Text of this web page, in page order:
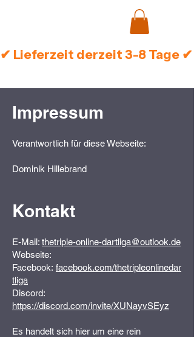
✔ Lieferzeit derzeit 3-8 Tage
Impressum
Verantwortlich für diese Webseite:
Dominik Hillebrand
Kontakt
E-Mail: thetriple-online-dartliga@outlook.de
Webseite:
Facebook: facebook.com/thetripleonlinedar
tliga
Discord:
https://discord.com/invite/XUNayvSEyz
Es handelt sich hier um eine rein